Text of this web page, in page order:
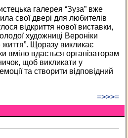
галерея “Зуза” вже
свої двері для любителів
відкриття нової виставки,
художниці Вероніки
життя”. Щоразу викликає
вміло вдається організаторам
щоб викликати у
та створити відповідний
=>>>=